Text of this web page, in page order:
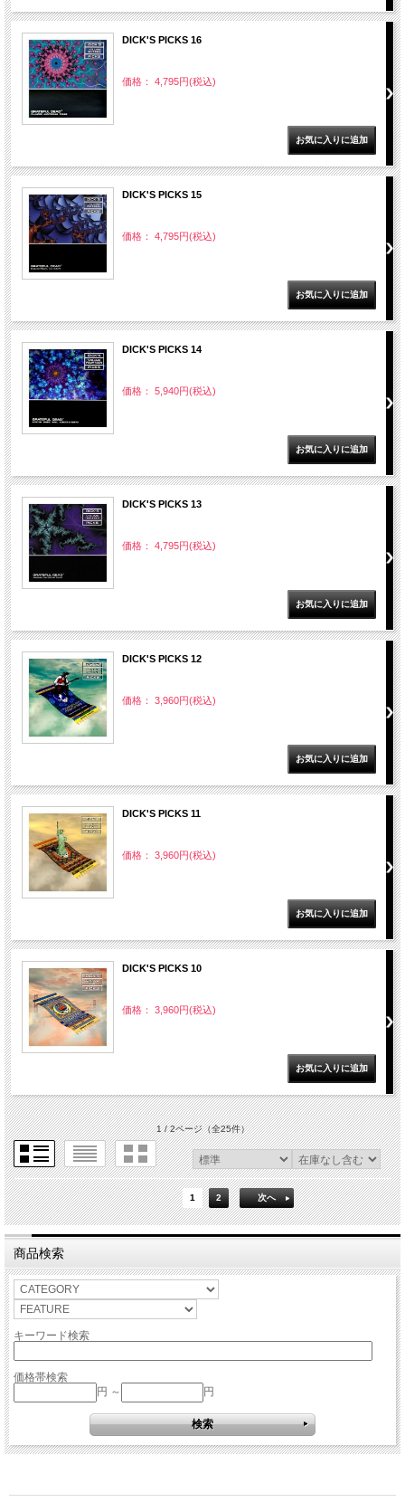
DICK'S PICKS 16
価格： 4,795円(税込)
DICK'S PICKS 15
価格： 4,795円(税込)
DICK'S PICKS 14
価格： 5,940円(税込)
DICK'S PICKS 13
価格： 4,795円(税込)
DICK'S PICKS 12
価格： 3,960円(税込)
DICK'S PICKS 11
価格： 3,960円(税込)
DICK'S PICKS 10
価格： 3,960円(税込)
1 / 2ページ（全25件）
1 2 次へ
商品検索
キーワード検索
価格帯検索
円 ～
円